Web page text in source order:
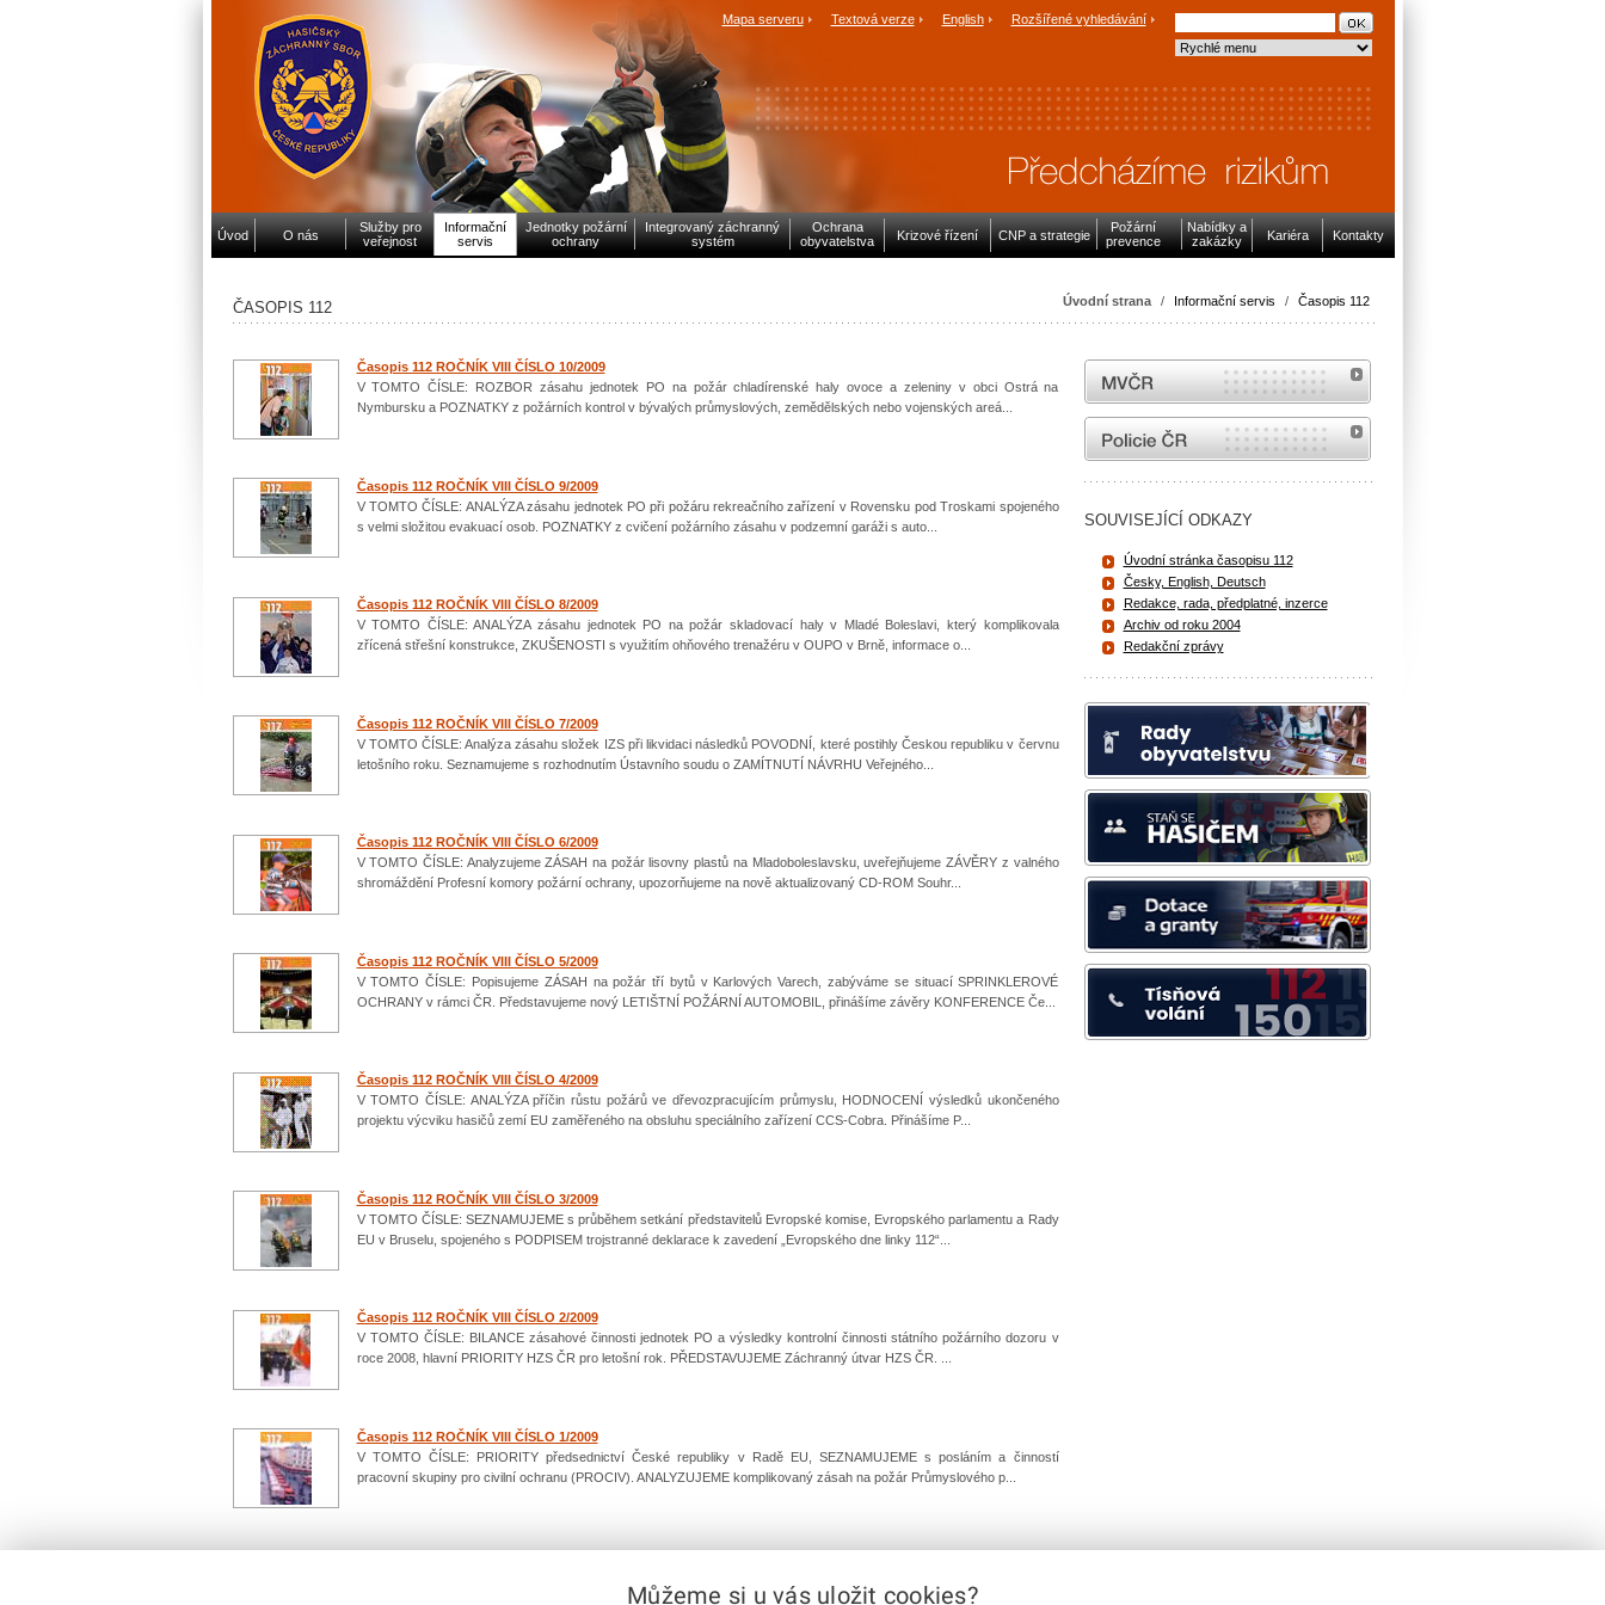
Mapa serveru Textová verze English Rozšířené vyhledávání
Úvod O nás
Služby pro
veřejnost
Informační
servis
Jednotky požární
ochrany
Integrovaný záchranný
systém
Ochrana
obyvatelstva
Krizové řízení CNP a strategie
Požární
prevence
Nabídky a
zakázky
Kariéra Kontakty
Úvodní strana / Informační servis / Časopis 112
ČASOPIS 112
Časopis 112 ROČNÍK VIII ČÍSLO 10/2009
V TOMTO ČÍSLE: ROZBOR zásahu jednotek PO na požár chladírenské haly ovoce a zeleniny v obci Ostrá na
Nymbursku a POZNATKY z požárních kontrol v bývalých průmyslových, zemědělských nebo vojenských areá...
Časopis 112 ROČNÍK VIII ČÍSLO 9/2009
V TOMTO ČÍSLE: ANALÝZA zásahu jednotek PO při požáru rekreačního zařízení v Rovensku pod Troskami spojeného
s velmi složitou evakuací osob. POZNATKY z cvičení požárního zásahu v podzemní garáži s auto...
Časopis 112 ROČNÍK VIII ČÍSLO 8/2009
V TOMTO ČÍSLE: ANALÝZA zásahu jednotek PO na požár skladovací haly v Mladé Boleslavi, který komplikovala
zřícená střešní konstrukce, ZKUŠENOSTI s využitím ohňového trenažéru v OUPO v Brně, informace o...
Časopis 112 ROČNÍK VIII ČÍSLO 7/2009
V TOMTO ČÍSLE: Analýza zásahu složek IZS při likvidaci následků POVODNÍ, které postihly Českou republiku v červnu
letošního roku. Seznamujeme s rozhodnutím Ústavního soudu o ZAMÍTNUTÍ NÁVRHU Veřejného...
Časopis 112 ROČNÍK VIII ČÍSLO 6/2009
V TOMTO ČÍSLE: Analyzujeme ZÁSAH na požár lisovny plastů na Mladoboleslavsku, uveřejňujeme ZÁVĚRY z valného
shromáždění Profesní komory požární ochrany, upozorňujeme na nově aktualizovaný CD-ROM Souhr...
Časopis 112 ROČNÍK VIII ČÍSLO 5/2009
V TOMTO ČÍSLE: Popisujeme ZÁSAH na požár tří bytů v Karlových Varech, zabýváme se situací SPRINKLEROVÉ
OCHRANY v rámci ČR. Představujeme nový LETIŠTNÍ POŽÁRNÍ AUTOMOBIL, přinášíme závěry KONFERENCE Če...
Časopis 112 ROČNÍK VIII ČÍSLO 4/2009
V TOMTO ČÍSLE: ANALÝZA příčin růstu požárů ve dřevozpracujícím průmyslu, HODNOCENÍ výsledků ukončeného
projektu výcviku hasičů zemí EU zaměřeného na obsluhu speciálního zařízení CCS-Cobra. Přinášíme P...
Časopis 112 ROČNÍK VIII ČÍSLO 3/2009
V TOMTO ČÍSLE: SEZNAMUJEME s průběhem setkání představitelů Evropské komise, Evropského parlamentu a Rady
EU v Bruselu, spojeného s PODPISEM trojstranné deklarace k zavedení „Evropského dne linky 112“...
Časopis 112 ROČNÍK VIII ČÍSLO 2/2009
V TOMTO ČÍSLE: BILANCE zásahové činnosti jednotek PO a výsledky kontrolní činnosti státního požárního dozoru v
roce 2008, hlavní PRIORITY HZS ČR pro letošní rok. PŘEDSTAVUJEME Záchranný útvar HZS ČR. ...
Časopis 112 ROČNÍK VIII ČÍSLO 1/2009
V TOMTO ČÍSLE: PRIORITY předsednictví České republiky v Radě EU, SEZNAMUJEME s posláním a činností
pracovní skupiny pro civilní ochranu (PROCIV). ANALYZUJEME komplikovaný zásah na požár Průmyslového p...
předchozí | 1 ... 14 15 16 17 18 19 20 21 22
MVČR
internetové stránky Policie ČR
SOUVISEJÍCÍ ODKAZY
Úvodní stránka časopisu 112
Česky, English, Deutsch
Redakce, rada, předplatné, inzerce
Archiv od roku 2004
Redakční zprávy
Můžeme si u vás uložit cookies?